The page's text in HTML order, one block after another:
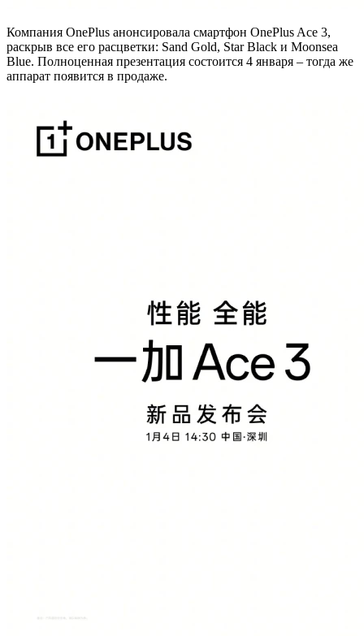
Компания OnePlus анонсировала смартфон OnePlus Ace 3,
раскрыв все его расцветки: Sand Gold, Star Black и Moonsea
Blue. Полноценная презентация состоится 4 января – тогда же
аппарат появится в продаже.